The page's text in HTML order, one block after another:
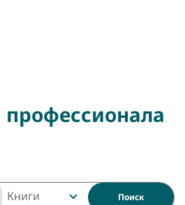
профессионала
Книги Поиск